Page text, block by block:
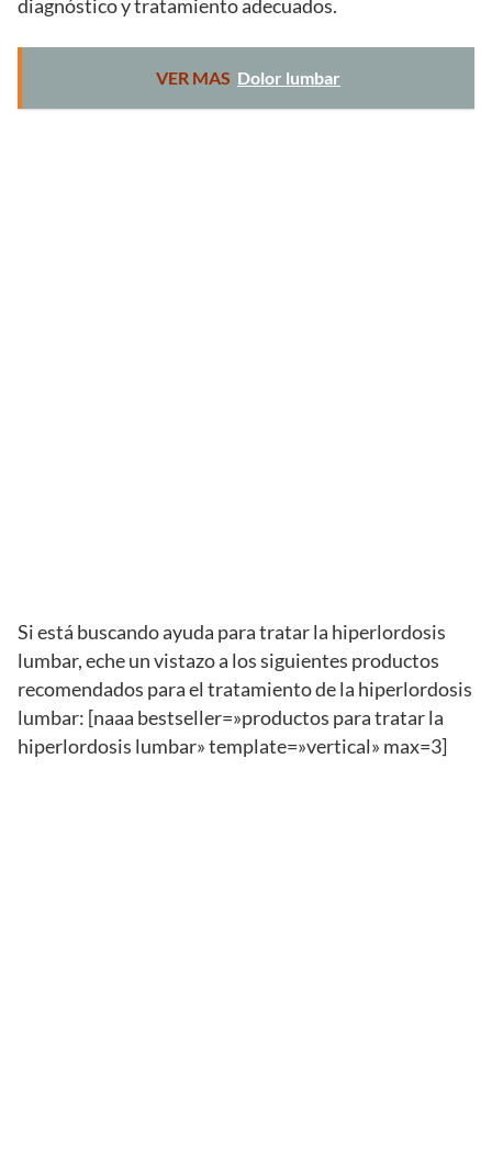
diagnóstico y tratamiento adecuados.
VER MAS Dolor lumbar
Si está buscando ayuda para tratar la hiperlordosis
lumbar, eche un vistazo a los siguientes productos
recomendados para el tratamiento de la hiperlordosis
lumbar: [naaa bestseller=»productos para tratar la
hiperlordosis lumbar» template=»vertical» max=3]